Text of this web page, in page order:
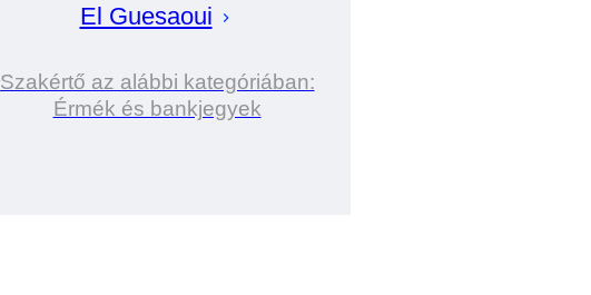
El Guesaoui
Szakértő az alábbi kategóriában:
Érmék és bankjegyek